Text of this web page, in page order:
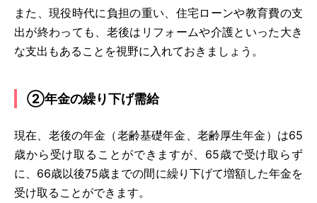
また、現役時代に負担の重い、住宅ローンや教育費の支
出が終わっても、老後はリフォームや介護といった大き
な支出もあることを視野に入れておきましょう。
②年金の繰り下げ需給
現在、老後の年金（老齢基礎年金、老齢厚生年金）は65
歳から受け取ることができますが、65歳で受け取らず
に、66歳以後75歳までの間に繰り下げて増額した年金を
受け取ることができます。